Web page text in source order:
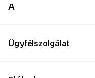
A
Ügyfélszolgálat